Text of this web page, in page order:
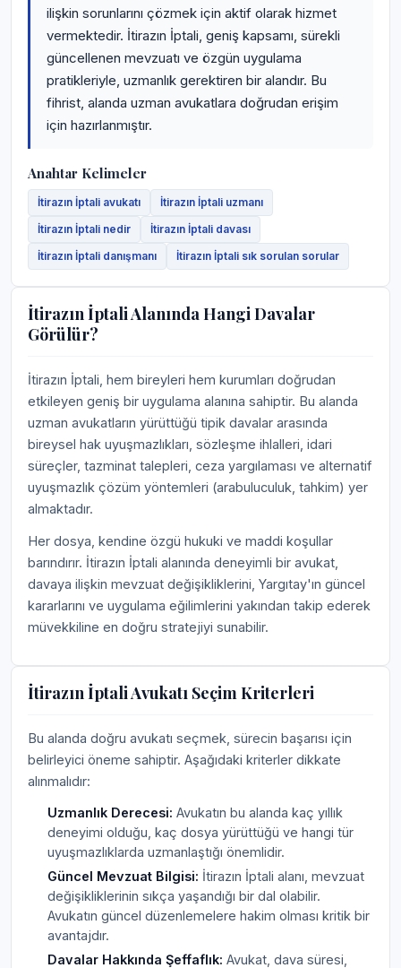
ilişkin sorunlarını çözmek için aktif olarak hizmet
vermektedir. İtirazın İptali, geniş kapsamı, sürekli
güncellenen mevzuatı ve özgün uygulama
pratikleriyle, uzmanlık gerektiren bir alandır. Bu
fihrist, alanda uzman avukatlara doğrudan erişim
için hazırlanmıştır.
Anahtar Kelimeler
İtirazın İptali avukatı
İtirazın İptali uzmanı
İtirazın İptali nedir
İtirazın İptali davası
İtirazın İptali danışmanı
İtirazın İptali sık sorulan sorular
İtirazın İptali Alanında Hangi Davalar
Görülür?
İtirazın İptali, hem bireyleri hem kurumları doğrudan
etkileyen geniş bir uygulama alanına sahiptir. Bu alanda
uzman avukatların yürüttüğü tipik davalar arasında
bireysel hak uyuşmazlıkları, sözleşme ihlalleri, idari
süreçler, tazminat talepleri, ceza yargılaması ve alternatif
uyuşmazlık çözüm yöntemleri (arabuluculuk, tahkim) yer
almaktadır.
Her dosya, kendine özgü hukuki ve maddi koşullar
barındırır. İtirazın İptali alanında deneyimli bir avukat,
davaya ilişkin mevzuat değişikliklerini, Yargıtay'ın güncel
kararlarını ve uygulama eğilimlerini yakından takip ederek
müvekkiline en doğru stratejiyi sunabilir.
İtirazın İptali Avukatı Seçim Kriterleri
Bu alanda doğru avukatı seçmek, sürecin başarısı için
belirleyici öneme sahiptir. Aşağıdaki kriterler dikkate
alınmalıdır:
Uzmanlık Derecesi: Avukatın bu alanda kaç yıllık
deneyimi olduğu, kaç dosya yürüttüğü ve hangi tür
uyuşmazlıklarda uzmanlaştığı önemlidir.
Güncel Mevzuat Bilgisi: İtirazın İptali alanı, mevzuat
değişikliklerinin sıkça yaşandığı bir dal olabilir.
Avukatın güncel düzenlemelere hakim olması kritik bir
avantajdır.
Davalar Hakkında Şeffaflık: Avukat, dava süresi,